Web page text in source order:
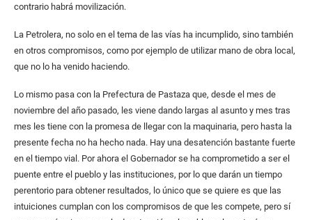
contrario habrá movilización.
La Petrolera, no solo en el tema de las vías ha incumplido, sino también
en otros compromisos, como por ejemplo de utilizar mano de obra local,
que no lo ha venido haciendo.
Lo mismo pasa con la Prefectura de Pastaza que, desde el mes de
noviembre del año pasado, les viene dando largas al asunto y mes tras
mes les tiene con la promesa de llegar con la maquinaria, pero hasta la
presente fecha no ha hecho nada. Hay una desatención bastante fuerte
en el tiempo vial. Por ahora el Gobernador se ha comprometido a ser el
puente entre el pueblo y las instituciones, por lo que darán un tiempo
perentorio para obtener resultados, lo único que se quiere es que las
intuiciones cumplan con los compromisos de que les compete, pero sí